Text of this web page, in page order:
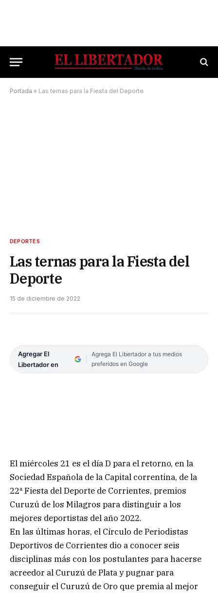
Portada » Las ternas para la Fiesta del Deporte
DEPORTES
Las ternas para la Fiesta del
Deporte
15 de diciembre de 2022
Agregar El
Libertador en
Agrega El Libertador a tus medios
preferidos en Google
El miércoles 21 es el día D para el retorno, en la
Sociedad Española de la Capital correntina, de la
22ª Fiesta del Deporte de Corrientes, premios
Curuzú de los Milagros para distinguir a los
mejores deportistas del año 2022.
En las últimas horas, el Círculo de Periodistas
Deportivos de Corrientes dio a conocer seis
disciplinas más con los postulantes para hacerse
acreedor al Curuzú de Plata y pugnar para
conseguir el Curuzú de Oro que premia al mejor